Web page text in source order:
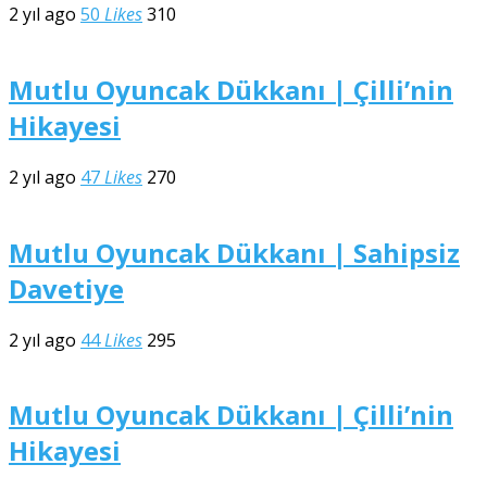
2 yıl ago 50 Likes310
Mutlu Oyuncak Dükkanı | Çilli’nin
Hikayesi
2 yıl ago 47Likes 270
Mutlu Oyuncak Dükkanı | Sahipsiz
Davetiye
2 yıl ago 44Likes 295
Mutlu Oyuncak Dükkanı | Çilli’nin
Hikayesi